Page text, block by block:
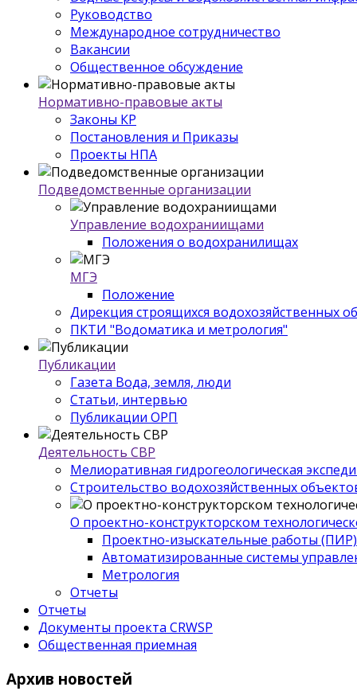
Руководство
Международное сотрудничество
Вакансии
Общественное обсуждение
Нормативно-правовые акты
Законы КР
Постановления и Приказы
Проекты НПА
Подведомственные организации
Управление водохраниищами
Положения о водохранилищах
МГЭ
Положение
Дирекция строящихся водохозяйственных
ПКТИ "Водоматика и метрология"
Публикации
Газета Вода, земля, люди
Статьи, интервью
Публикации ОРП
Деятельность СВР
Мелиоративная гидрогеологическая
Строительство водохозяйственных
О проектно-конструкторском
Проектно-изыскательные работы (ПИР)
Автоматизированные системы
Метрология
Отчеты
Отчеты
Документы проекта CRWSP
Общественная приемная
Архив новостей